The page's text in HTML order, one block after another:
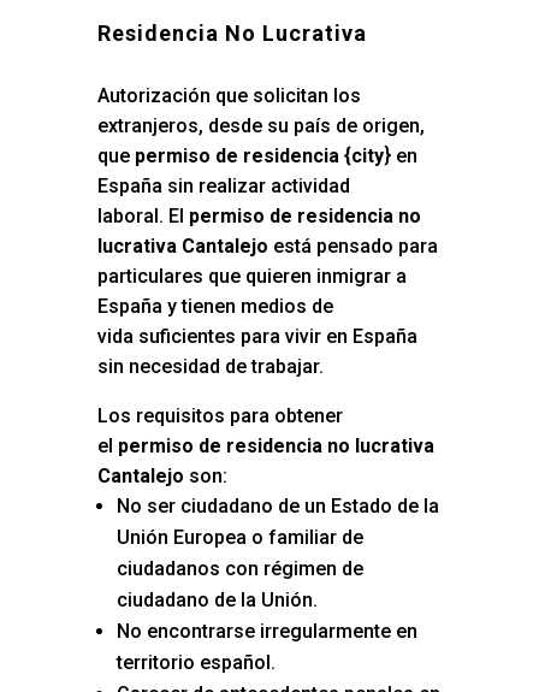
Residencia No Lucrativa
Autorización que solicitan los
extranjeros, desde su país de origen,
que permiso de residencia {city} en
España sin realizar actividad
laboral. El permiso de residencia no
lucrativa Cantalejo está pensado para
particulares que quieren inmigrar a
España y tienen medios de
vida suficientes para vivir en España
sin necesidad de trabajar.
Los requisitos para obtener
el permiso de residencia no lucrativa
Cantalejo son:
No ser ciudadano de un Estado de la
Unión Europea o familiar de
ciudadanos con régimen de
ciudadano de la Unión.
No encontrarse irregularmente en
territorio español.